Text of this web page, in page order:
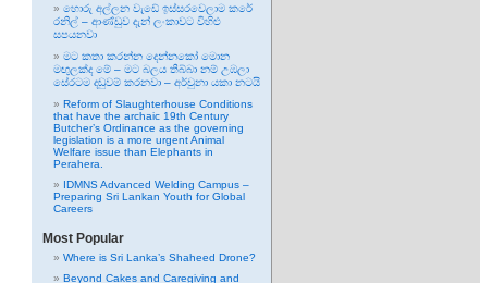
හොරු අල්ලන වැඩේ ඉස්සරවෙලාම කරේ
රනිල් – ආණ්ඩුව දැන් ලංකාවට විහිළු
සපයනවා
මට කතා කරන්න දෙන්නකෝ මොන
මඟුලක්ද මේ – මට බලය තිබ්බා නම් උඹලා
සේරටම දඬුවම් කරනවා – අර්චුනා යකා නටයි
Reform of Slaughterhouse Conditions
that have the archaic 19th Century
Butcher’s Ordinance as the governing
legislation is a more urgent Animal
Welfare issue than Elephants in
Perahera.
IDMNS Advanced Welding Campus –
Preparing Sri Lankan Youth for Global
Careers
Most Popular
Where is Sri Lanka’s Shaheed Drone?
Beyond Cakes and Caregiving and